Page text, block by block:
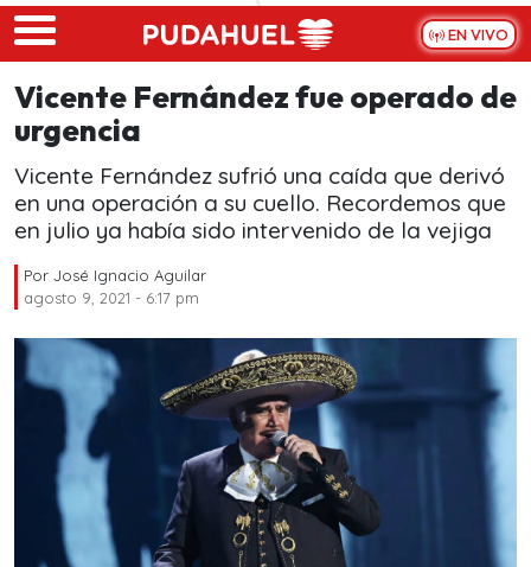
Skip to main content
EN VIVO
Vicente Fernández fue operado de
urgencia
Vicente Fernández sufrió una caída que derivó
en una operación a su cuello. Recordemos que
en julio ya había sido intervenido de la vejiga
Por José Ignacio Aguilar
agosto 9, 2021 - 6:17 pm